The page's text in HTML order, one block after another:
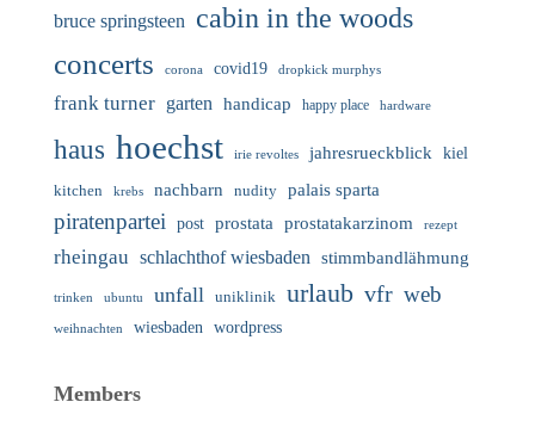
bruce springsteen
cabin in the woods
concerts
corona covid19 dropkick murphys
frank turner garten handicap happy place hardware
haus hoechst irie revoltes jahresrueckblick kiel
kitchen krebs nachbarn nudity palais sparta
piratenpartei post prostata prostatakarzinom rezept
rheingau schlachthof wiesbaden stimmbandlähmung
trinken ubuntu unfall uniklinik urlaub vfr web
weihnachten wiesbaden wordpress
Members